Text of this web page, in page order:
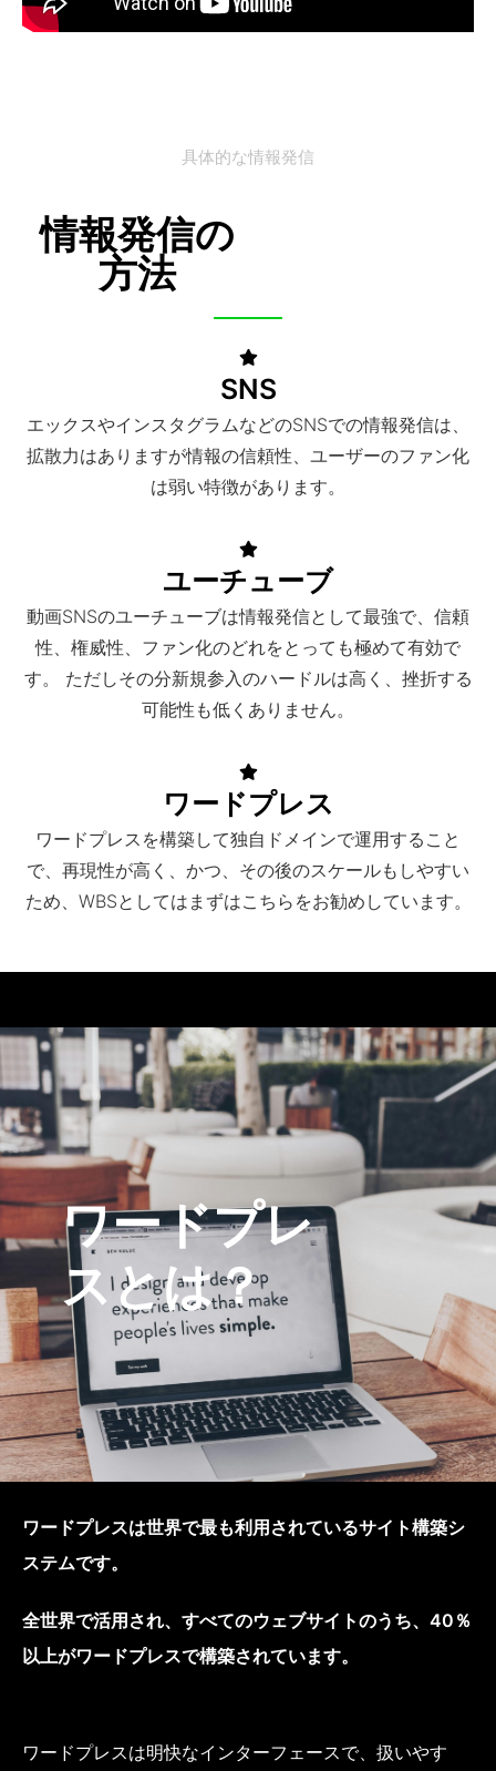
具体的な情報発信
情報発信の
方法
SNS
エックスやインスタグラムなどのSNSでの情報発信は、
拡散力はありますが情報の信頼性、ユーザーのファン化
は弱い特徴があります。
ユーチューブ
動画SNSのユーチューブは情報発信として最強で、信頼
性、権威性、ファン化のどれをとっても極めて有効で
す。 ただしその分新規参入のハードルは高く、挫折する
可能性も低くありません。
ワードプレス
ワードプレスを構築して独自ドメインで運用すること
で、再現性が高く、かつ、その後のスケールもしやすい
ため、WBSとしてはまずはこちらをお勧めしています。
ワードプレ
スとは？
ワードプレスは世界で最も利用されているサイト構築シ
ステムです。
全世界で活用され、すべてのウェブサイトのうち、40％
以上がワードプレスで構築されています。
ワードプレスは明快なインターフェースで、扱いやす